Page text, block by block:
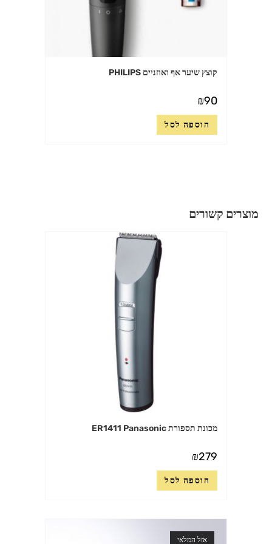
קוצץ שיער אף ואוזניים PHILIPS
₪90
הוספה לסל
מוצרים קשורים
מכונת תספורת ER1411 Panasonic
₪279
הוספה לסל
אזל המלאי